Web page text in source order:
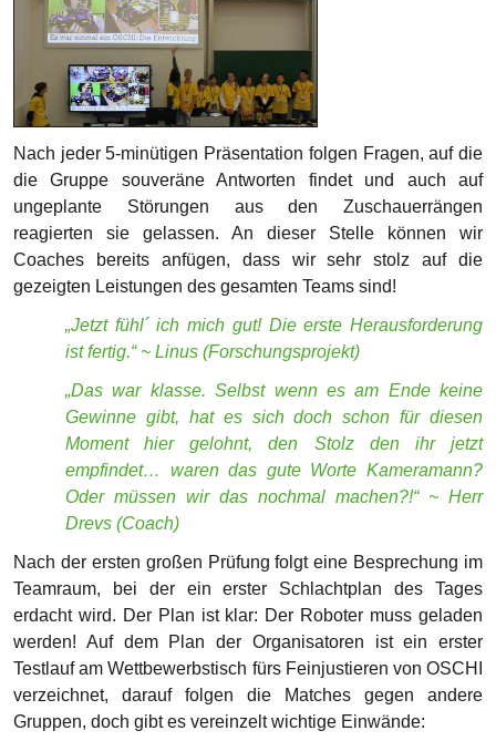
„Jetzt fühl´ ich mich gut! Die erste Herausforderung
ist fertig.“ ~ Linus (Forschungsprojekt)
„Das war klasse. Selbst wenn es am Ende keine
Gewinne gibt, hat es sich doch schon für diesen
Moment hier gelohnt, den Stolz den ihr jetzt
empfindet… waren das gute Worte Kameramann?
Oder müssen wir das nochmal machen?!“ ~ Herr
Drevs (Coach)
Nach der ersten großen Prüfung folgt eine Besprechung im
Teamraum, bei der ein erster Schlachtplan des Tages
erdacht wird. Der Plan ist klar: Der Roboter muss geladen
werden! Auf dem Plan der Organisatoren ist ein erster
Testlauf am Wettbewerbstisch fürs Feinjustieren von OSCHI
verzeichnet, darauf folgen die Matches gegen andere
Gruppen, doch gibt es vereinzelt wichtige Einwände:
„Ich würde mir wünschen, dass wir nach dem ersten
richtigen Match 11:15 Uhr direkt danach 11:30 Uhr
schon Mittag essen, weil danach haben wir Matches,
die viel näher aneinander liegen.“ ~ Elias
(Roboterprogrammierung)
„Ok, jetzt in 10 Minuten gehen wir hoch an die
Wettbewerbstische, jedoch wird das erstmal nur ein
Test sein. Ein Testspiel, indem wir gucken können,
ob der Roboter gut funktioniert, oder ob wir
irgendwas noch verbessern müssen.“ ~ Eli
(Teammanagment)